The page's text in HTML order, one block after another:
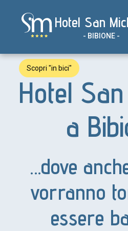
contenuto
Scopri "in bici"
Hotel San
- BIBIONE -
della struttura
Hotel
a
…dove
vorranno
essere